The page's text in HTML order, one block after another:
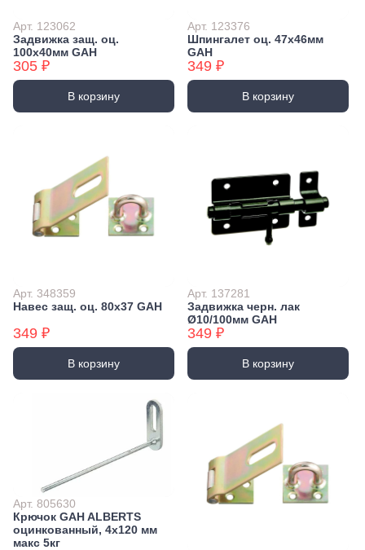
Арт. 123062
Задвижка защ. оц.
100х40мм GAH
305 ₽
В корзину
Арт. 123376
Шпингалет оц. 47x46мм
GAH
349 ₽
В корзину
Арт. 348359
Навес защ. оц. 80x37 GAH
349 ₽
В корзину
Арт. 137281
Задвижка черн. лак
Ø10/100мм GAH
349 ₽
В корзину
Арт. 805630
Крючок GAH ALBERTS
оцинкованный, 4х120 мм
макс 5кг